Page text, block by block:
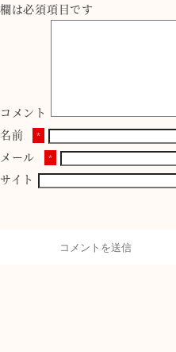
欄は必須項目です
コメント
名前
*
メール *
サイト